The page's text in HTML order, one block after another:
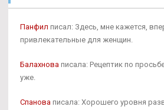
Панфил писал: Здесь, мне кажется,
привлекательные для женщин.
Балахнова писала: Рецептик по
уже.
Спанова писала: Хорошего уровня